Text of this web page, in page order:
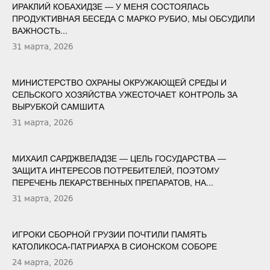
ИРАКЛИЙ КОБАХИДЗЕ — У МЕНЯ СОСТОЯЛАСЬ
ПРОДУКТИВНАЯ БЕСЕДА С МАРКО РУБИО, МЫ ОБСУДИЛИ
ВАЖНОСТЬ...
31 марта, 2026
МИНИСТЕРСТВО ОХРАНЫ ОКРУЖАЮЩЕЙ СРЕДЫ И
СЕЛЬСКОГО ХОЗЯЙСТВА УЖЕСТОЧАЕТ КОНТРОЛЬ ЗА
ВЫРУБКОЙ САМШИТА
31 марта, 2026
МИХАИЛ САРДЖВЕЛАДЗЕ — ЦЕЛЬ ГОСУДАРСТВА —
ЗАЩИТА ИНТЕРЕСОВ ПОТРЕБИТЕЛЕЙ, ПОЭТОМУ
ПЕРЕЧЕНЬ ЛЕКАРСТВЕННЫХ ПРЕПАРАТОВ, НА...
31 марта, 2026
ИГРОКИ СБОРНОЙ ГРУЗИИ ПОЧТИЛИ ПАМЯТЬ
КАТОЛИКОСА-ПАТРИАРХА В СИОНСКОМ СОБОРЕ
24 марта, 2026